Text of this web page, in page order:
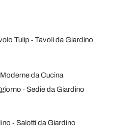
Tulip Tavoli da Giardino
da Cucina
Sedie da Giardino
Salotti da Giardino